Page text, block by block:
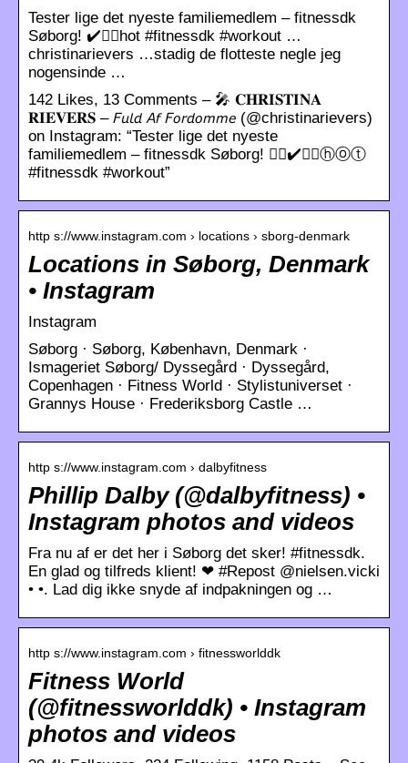
Tester lige det nyeste familiemedlem – fitnessdk
Søborg! ✔️☝🏻️hot #fitnessdk #workout …
christinarievers …stadig de flotteste negle jeg
nogensinde …
142 Likes, 13 Comments – 🎤 𝐂𝐇𝐑𝐈𝐒𝐓𝐈𝐍𝐀
𝐑𝐈𝐄𝐕𝐄𝐑𝐒 – 𝘍𝘶𝘭𝘥 𝘈𝘧 𝘍𝘰𝘳𝘥𝘰𝘮𝘮𝘦 (@christinarievers)
on Instagram: “Tester lige det nyeste
familiemedlem – fitnessdk Søborg! 👍🏼✔️☝🏻️ⓗⓞⓣ
#fitnessdk #workout”
http s://www.instagram.com › locations › sborg-denmark
Locations in Søborg, Denmark
• Instagram
Instagram
Søborg · Søborg, København, Denmark ·
Ismageriet Søborg/ Dyssegård · Dyssegård,
Copenhagen · Fitness World · Stylistuniverset ·
Grannys House · Frederiksborg Castle …
http s://www.instagram.com › dalbyfitness
Phillip Dalby (@dalbyfitness) •
Instagram photos and videos
Fra nu af er det her i Søborg det sker! #fitnessdk.
En glad og tilfreds klient! ❤ #Repost @nielsen.vicki
• •. Lad dig ikke snyde af indpakningen og …
http s://www.instagram.com › fitnessworlddk
Fitness World
(@fitnessworlddk) • Instagram
photos and videos